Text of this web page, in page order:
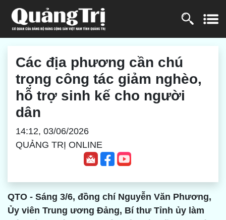
Các địa phương cần chú
trọng công tác giảm nghèo,
hỗ trợ sinh kế cho người
dân
14:12, 03/06/2026
QUẢNG TRỊ ONLINE
QTO - Sáng 3/6, đồng chí Nguyễn Văn Phương,
Ủy viên Trung ương Đảng, Bí thư Tỉnh ủy làm